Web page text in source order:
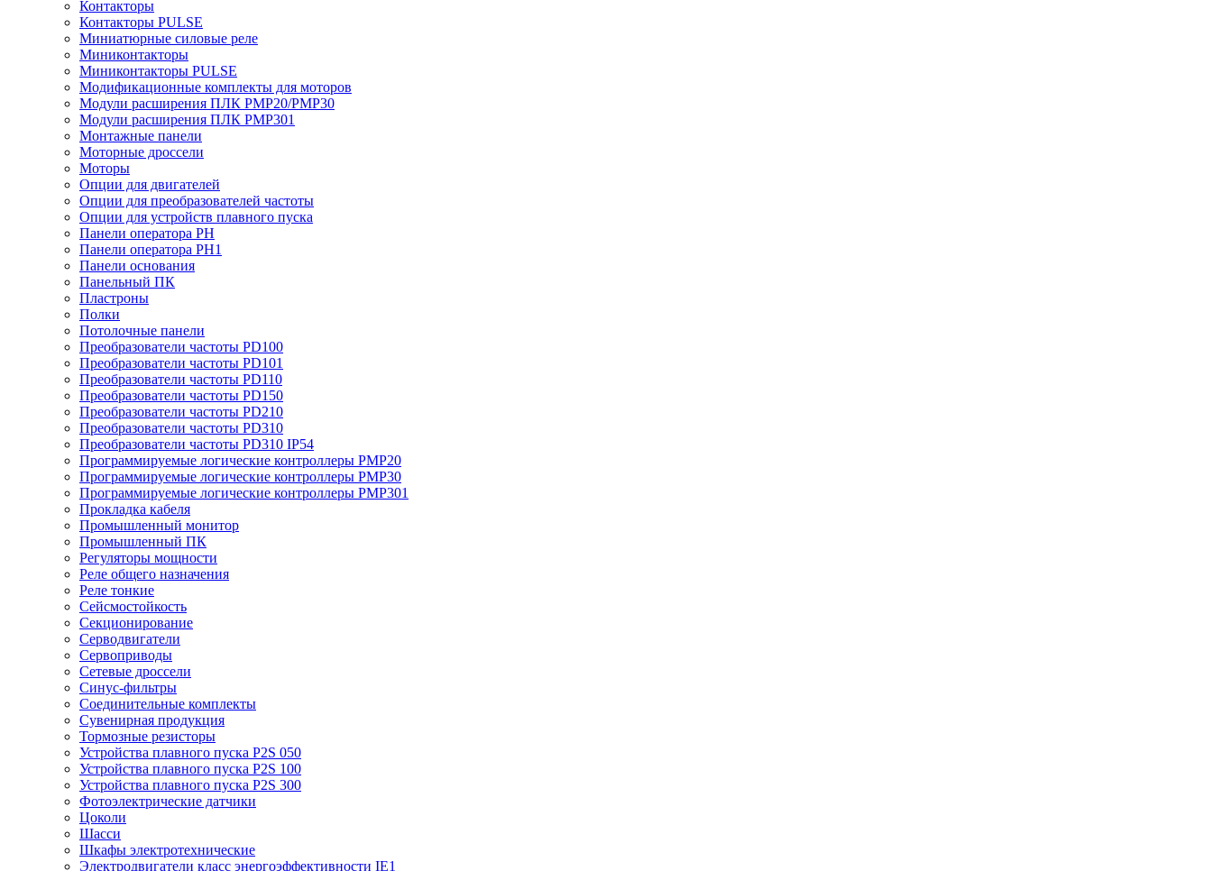
Контакторы
Контакторы PULSE
Миниатюрные силовые реле
Миниконтакторы
Миниконтакторы PULSE
Модификационные комплекты для моторов
Модули расширения ПЛК PMP20/PMP30
Модули расширения ПЛК PMP301
Монтажные панели
Моторные дроссели
Моторы
Опции для двигателей
Опции для преобразователей частоты
Опции для устройств плавного пуска
Панели оператора PH
Панели оператора PH1
Панели основания
Панельный ПК
Пластроны
Полки
Потолочные панели
Преобразователи частоты PD100
Преобразователи частоты PD101
Преобразователи частоты PD110
Преобразователи частоты PD150
Преобразователи частоты PD210
Преобразователи частоты PD310
Преобразователи частоты PD310 IP54
Программируемые логические контроллеры PMP20
Программируемые логические контроллеры PMP30
Программируемые логические контроллеры PMP301
Прокладка кабеля
Промышленный монитор
Промышленный ПК
Регуляторы мощности
Реле общего назначения
Реле тонкие
Сейсмостойкость
Секционирование
Серводвигатели
Сервоприводы
Сетевые дроссели
Синус-фильтры
Соединительные комплекты
Сувенирная продукция
Тормозные резисторы
Устройства плавного пуска P2S 050
Устройства плавного пуска P2S 100
Устройства плавного пуска P2S 300
Фотоэлектрические датчики
Цоколи
Шасси
Шкафы электротехнические
Электродвигатели класс энергоэффективности IE1